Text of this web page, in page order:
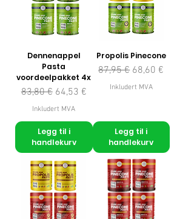
Dennenappel
Pasta
voordeelpakket 4x
Vanlig pris
83,80 € Salgspris
64,53 €
Inkludert MVA
Legg til i
handlekurv
Propolis Pinecone
Vanlig pris
87,95 € Salgspris
68,60 €
Inkludert MVA
Legg til i
handlekurv